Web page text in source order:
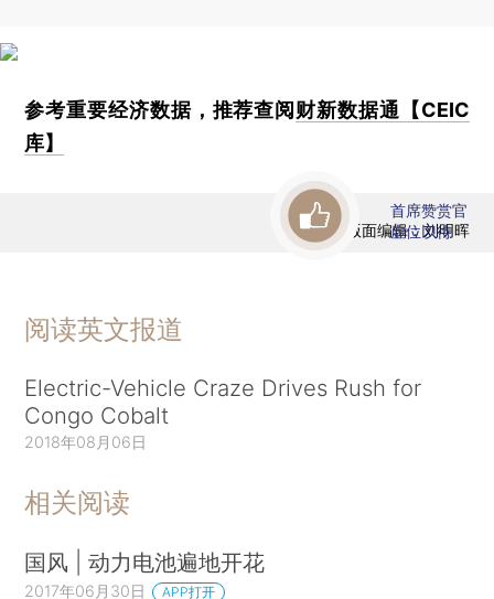
参考重要经济数据，推荐查阅 财新数据通【CEIC
库】
版面编辑：刘明晖
首席赞赏官
虚位以待
阅读英文报道
Electric-Vehicle Craze Drives Rush for
Congo Cobalt
2018年08月06日
相关阅读
国风 | 动力电池遍地开花
2017年06月30日 APP打开